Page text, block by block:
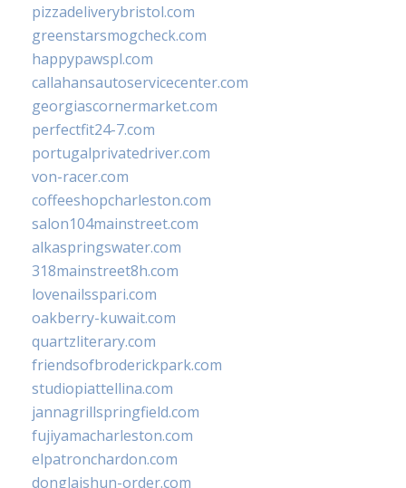
pizzadeliverybristol.com
greenstarsmogcheck.com
happypawspl.com
callahansautoservicecenter.com
georgiascornermarket.com
perfectfit24-7.com
portugalprivatedriver.com
von-racer.com
coffeeshopcharleston.com
salon104mainstreet.com
alkaspringswater.com
318mainstreet8h.com
lovenailsspari.com
oakberry-kuwait.com
quartzliterary.com
friendsofbroderickpark.com
studiopiattellina.com
jannagrillspringfield.com
fujiyamacharleston.com
elpatronchardon.com
donglaishun-order.com